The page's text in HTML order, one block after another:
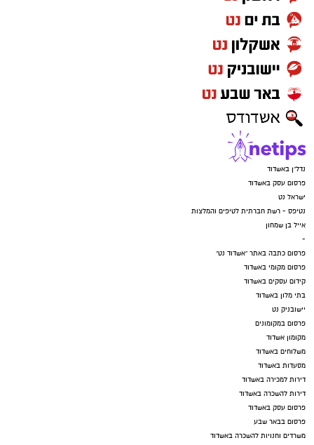
נדל"ן באשדוד
פרסום עסק באשדוד
ישראל נט
נטיפס - רשת חברתית לטיפים והמלצות
אייל בן שמחון
-
פרסום כתבה באתר "אשדוד נט"
פרסום מקומי באשדוד
קידום עסקים באשדוד
בתי מלון באשדוד
יישובניק נט
פרסום במקומונים
מקומון אשדוד
משלוחים באשדוד
מסעדות באשדוד
דירות למכירה באשדוד
דירות להשכרה באשדוד
פרסום עסק באשדוד
פרסום בבאר שבע
משרדים וחנויות להשכרה באשדוד